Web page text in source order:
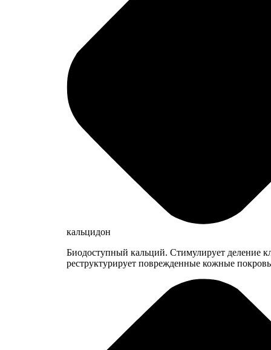
кальцидон
Биодоступный кальций. Стимулирует деление
реструктурирует поврежденные кожные